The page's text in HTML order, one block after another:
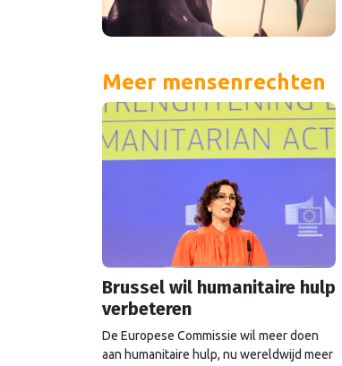
Meer mensenrechten
Brussel wil humanitaire hulp
verbeteren
De Europese Commissie wil meer doen
aan humanitaire hulp, nu wereldwijd meer